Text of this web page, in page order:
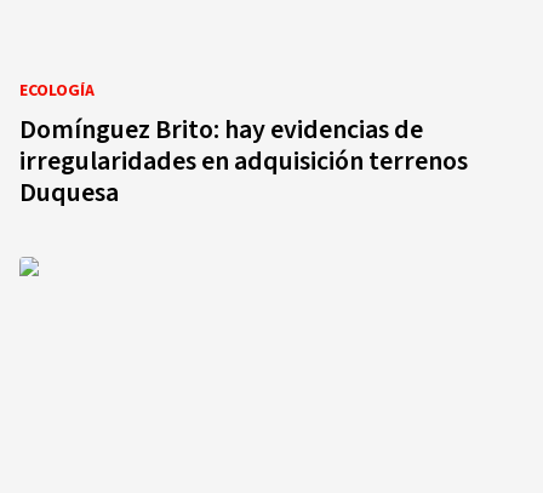
ECOLOGÍA
Domínguez Brito: hay evidencias de
irregularidades en adquisición terrenos
Duquesa